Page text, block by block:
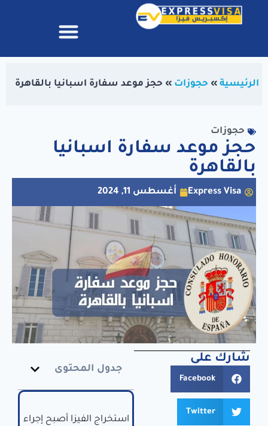
الرئيسية » حجوزات » حجز موعد سفارة اسبانيا بالقاهرة
حجوزات
حجز موعد سفارة اسبانيا
بالقاهرة
Express Visa أغسطس 11, 2024
شارك على
Facebook
Twitter
جدول المحتوى
استخراج الفيزا أصبح إجراء